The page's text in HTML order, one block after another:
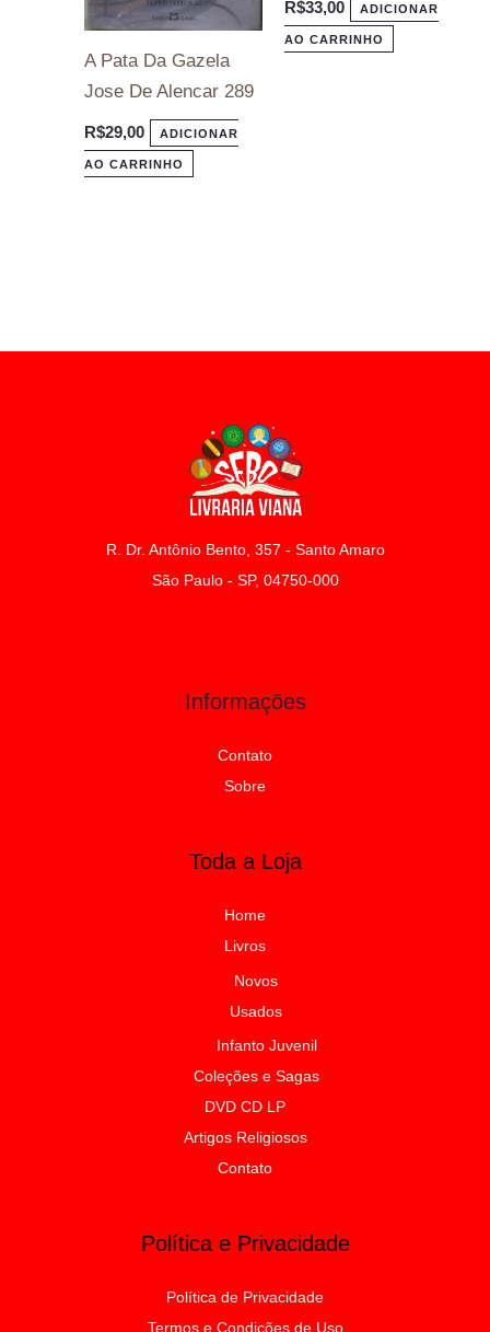
A Pata Da Gazela
Jose De Alencar 289
R$29,00 ADICIONAR
AO CARRINHO
R$33,00 ADICIONAR
AO CARRINHO
R. Dr. Antônio Bento, 357 - Santo Amaro
São Paulo - SP, 04750-000
Informações
Contato
Sobre
Toda a Loja
Home
Livros
Novos
Usados
Infanto Juvenil
Coleções e Sagas
DVD CD LP
Artigos Religiosos
Contato
Política e Privacidade
Política de Privacidade
Termos e Condições de Uso